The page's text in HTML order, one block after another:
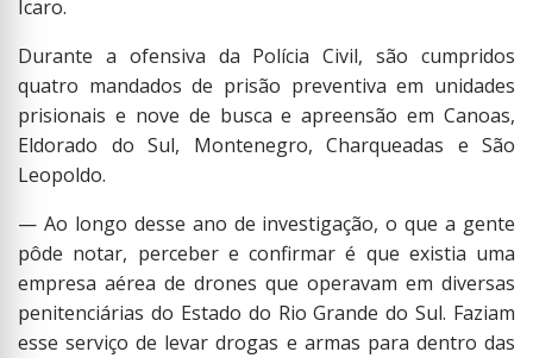
Ícaro.
Durante a ofensiva da Polícia Civil, são cumpridos
quatro mandados de prisão preventiva em unidades
prisionais e nove de busca e apreensão em Canoas,
Eldorado do Sul, Montenegro, Charqueadas e São
Leopoldo.
— Ao longo desse ano de investigação, o que a gente
pôde notar, perceber e confirmar é que existia uma
empresa aérea de drones que operavam em diversas
penitenciárias do Estado do Rio Grande do Sul. Faziam
esse serviço de levar drogas e armas para dentro das